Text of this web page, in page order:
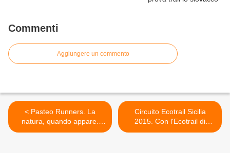
Commenti
Aggiungere un commento
< Pasteo Runners. La
natura, quando appare.
Diario di un allenamento
Circuito Ecotrail Sicilia
2015. Con l'Ecotrail di
Monte Pellegrino, 3^ prova